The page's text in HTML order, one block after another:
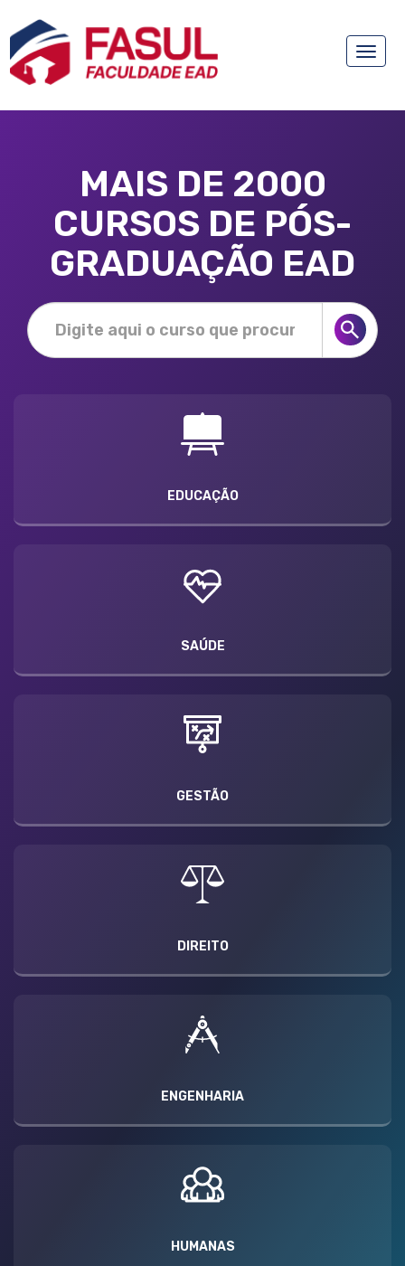
Toggle
MAIS DE 2000
CURSOS DE PÓS-
GRADUAÇÃO EAD
EDUCAÇÃO
SAÚDE
GESTÃO
DIREITO
ENGENHARIA
HUMANAS